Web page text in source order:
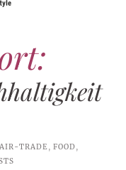
TRADE, FOOD,